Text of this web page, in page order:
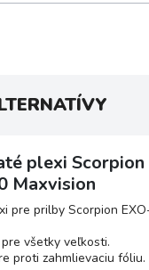
plexi Scorpion
Maxvision
pre prilby Scorpion
všetky veľkosti.
proti zahmlievaciu fóliu.